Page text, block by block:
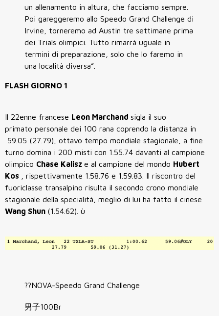
un allenamento in altura, che facciamo sempre.
Poi gareggeremo allo Speedo Grand Challenge di
Irvine, torneremo ad Austin tre settimane prima
dei Trials olimpici. Tutto rimarrà uguale in
termini di preparazione, solo che lo faremo in
una località diversa”.
FLASH GIORNO 1
Il 22enne francese Leon Marchand sigla il suo
primato personale dei 100 rana coprendo la distanza in
59.05 (27.79), ottavo tempo mondiale stagionale, a fine
turno domina i 200 misti con 1.55.74 davanti al campione
olimpico Chase Kalisz e al campione del mondo Hubert
Kos
, rispettivamente 1.58.76 e 1.59.83. Il riscontro del
fuoriclasse transalpino risulta il secondo crono mondiale
stagionale della specialità, meglio di lui ha fatto il cinese
Wang Shun (1.54.62). ù
??NOVA-Speedo Grand Challenge
男子100Br